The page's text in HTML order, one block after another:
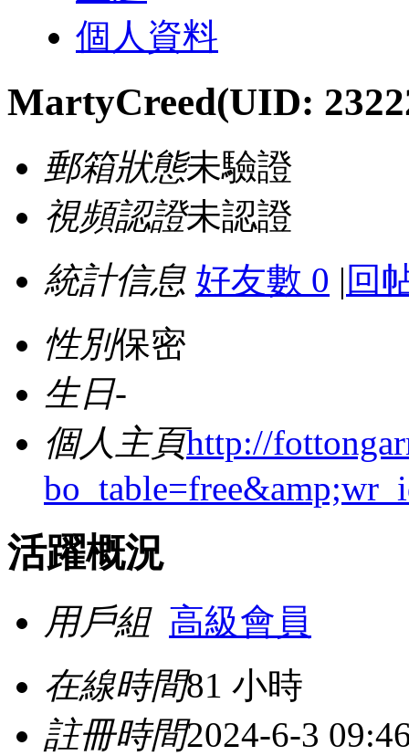
個人資料
MartyCreed(UID:
郵箱狀態未驗證
視頻認證未認證
統計信息 好友數 0 | 回
性別保密
生日-
個人主頁http://
活躍概況
用戶組 高級會員
在線時間81 小時
註冊時間2024-6-3